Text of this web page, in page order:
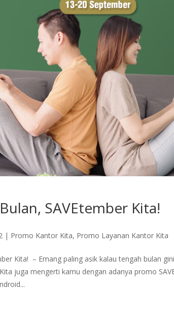
SAVEtember Kita!
| Promo Kantor Kita, Promo Layanan Kantor Kita
Kita! – Emang paling asik kalau tengah bulan
juga mengerti kamu dengan adanya promo